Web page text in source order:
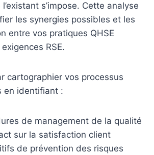
s’impose. Cette analyse
les synergies possibles et les
entre vos pratiques QHSE
RSE.
cartographier vos processus
en identifiant :
de management de la qualité
sur la satisfaction client
de prévention des risques